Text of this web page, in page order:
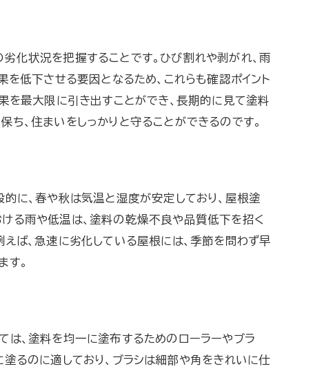
化状況を把握することです。ひび割れや剥がれ、雨
低下させる要因となるため、これらも確認ポイント
を最大限に引き出すことができ、長期的に見て塗料
、住まいをしっかりと守ることができるのです。
に、春や秋は気温と湿度が安定しており、屋根塗
る雨や低温は、塗料の乾燥不良や品質低下を招く
ば、急速に劣化している屋根には、季節を問わず早
す。
は、塗料を均一に塗布するためのローラーやブラ
るのに適しており、ブラシは細部や角をきれいに仕